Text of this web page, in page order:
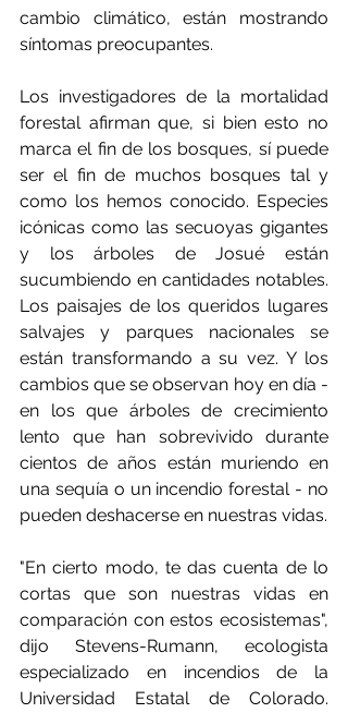
cambio climático, están mostrando
síntomas preocupantes.
Los investigadores de la mortalidad
forestal afirman que, si bien esto no
marca el fin de los bosques, sí puede
ser el fin de muchos bosques tal y
como los hemos conocido. Especies
icónicas como las secuoyas gigantes
y los árboles de Josué están
sucumbiendo en cantidades notables.
Los paisajes de los queridos lugares
salvajes y parques nacionales se
están transformando a su vez. Y los
cambios que se observan hoy en día -
en los que árboles de crecimiento
lento que han sobrevivido durante
cientos de años están muriendo en
una sequía o un incendio forestal - no
pueden deshacerse en nuestras vidas.
"En cierto modo, te das cuenta de lo
cortas que son nuestras vidas en
comparación con estos ecosistemas",
dijo Stevens-Rumann, ecologista
especializado en incendios de la
Universidad Estatal de Colorado.